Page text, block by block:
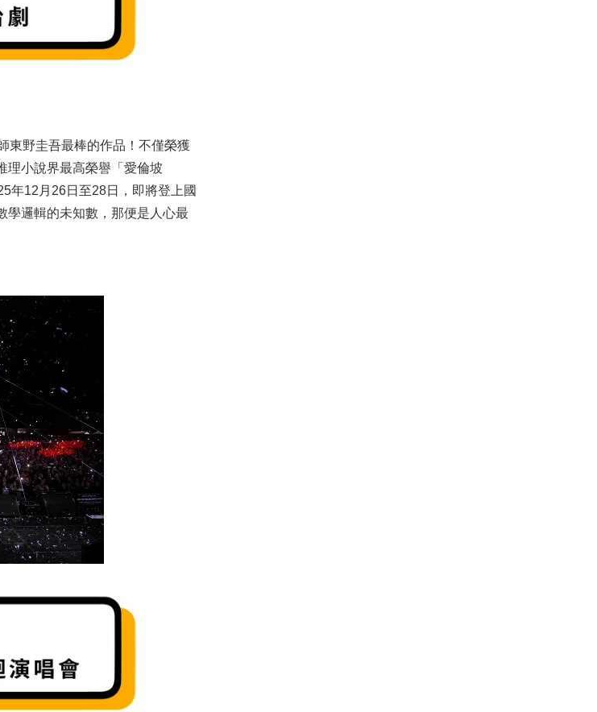
東野圭吾最棒的作品！不僅榮獲
理小說界最高榮譽「愛倫坡
年12月26日至28日，即將登上國
學邏輯的未知數，那便是人心最